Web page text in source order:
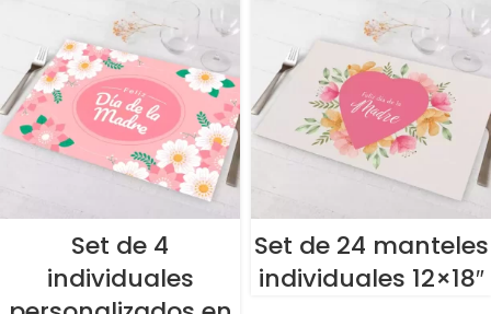
Set de 4
individuales
Set de 24 manteles
individuales 12×18″